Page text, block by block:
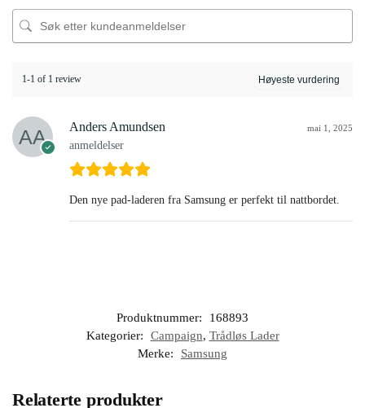
1-1 of 1 review
Anders Amundsen
anmeldelser
mai 1, 2025
Den nye pad-laderen fra Samsung er perfekt til nattbordet.
Produktnummer:
168893
Kategorier:
Campaign, Trådløs Lader
Merke:
Samsung
Relaterte produkter